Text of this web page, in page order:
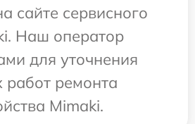
сайте сервисного
Наш оператор
для уточнения
ремонта
Mimaki.